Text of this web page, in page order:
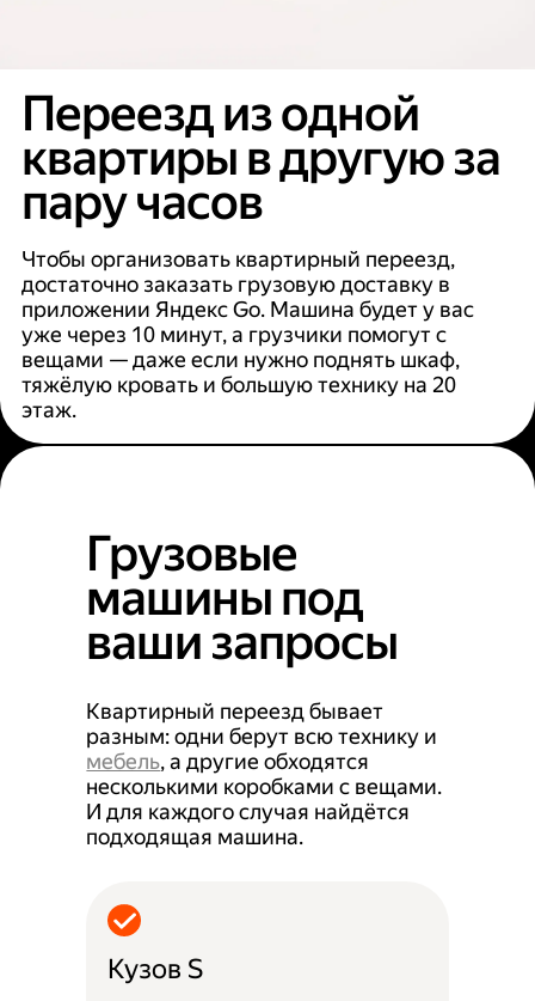
Переезд из одной
квартиры в другую за
пару часов
Чтобы организовать квартирный переезд,
достаточно заказать грузовую доставку в
приложении Яндекс Go. Машина будет у вас
уже через 10 минут, а грузчики помогут с
вещами — даже если нужно поднять шкаф,
тяжёлую кровать и большую технику на 20
этаж.
Грузовые
машины под
ваши запросы
Квартирный переезд бывает
разным: одни берут всю технику и
мебель, а другие обходятся
несколькими коробками с вещами.
И для каждого случая найдётся
подходящая машина.
Кузов S